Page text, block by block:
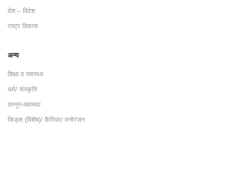
देश – विदेश
राष्ट्र विकास
अन्य
शिक्षा व स्वास्थ्य
धर्म/ संस्कृति
कानून-व्यवस्था
किड्स (विशेष)/ कैरियर/ मनोरंजन